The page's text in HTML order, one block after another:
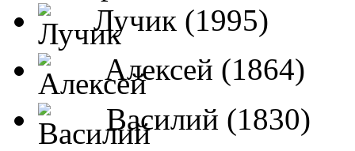
Лучик (1995)
Алексей (1864)
Василий (1830)